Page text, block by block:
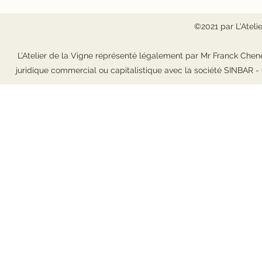
©2021 par
L’Atelier de la Vigne représenté légalement par Mr Franck
juridique commercial ou capitalistique avec la société SINBAR